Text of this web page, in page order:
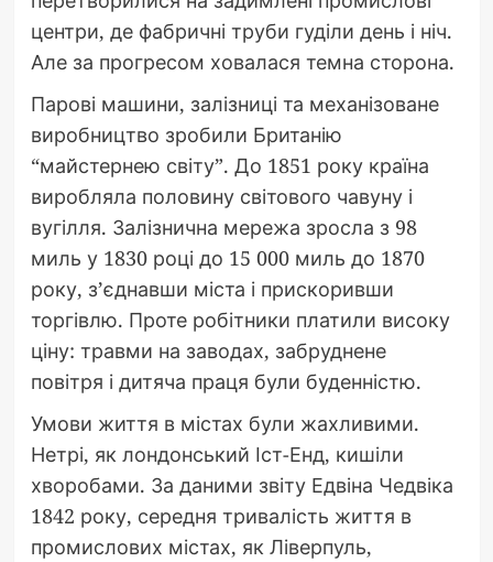
центри, де фабричні труби гуділи день і ніч.
Але за прогресом ховалася темна сторона.
Парові машини, залізниці та механізоване
виробництво зробили Британію
“майстернею світу”. До 1851 року країна
виробляла половину світового чавуну і
вугілля. Залізнична мережа зросла з 98
миль у 1830 році до 15 000 миль до 1870
року, з’єднавши міста і прискоривши
торгівлю. Проте робітники платили високу
ціну: травми на заводах, забруднене
повітря і дитяча праця були буденністю.
Умови життя в містах були жахливими.
Нетрі, як лондонський Іст-Енд, кишіли
хворобами. За даними звіту Едвіна Чедвіка
1842 року, середня тривалість життя в
промислових містах, як Ліверпуль,